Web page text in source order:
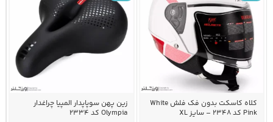
کلاه کاسکت بدون فک فلش White
Pink کد 2348 – سایز XL
زین پهن سوپاپدار المپیا چراغدار
Olympia کد 2334